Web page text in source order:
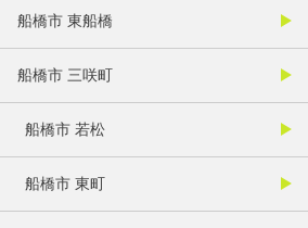
船橋市 東船橋
船橋市 三咲町
船橋市 若松
船橋市 東町